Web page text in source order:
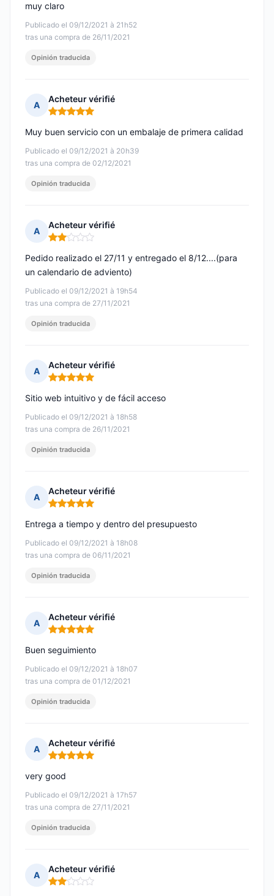
Publicado el 09/12/2021 à 21h52
tras una compra de 26/11/2021
muy claro
Opinión traducida
A
Acheteur vérifié
Nota: 5 de 5
Publicado el 09/12/2021 à 20h39
tras una compra de 02/12/2021
Muy buen servicio con un embalaje de primera calidad
Opinión traducida
A
Acheteur vérifié
Nota: 2 de 5
Publicado el 09/12/2021 à 19h54
tras una compra de 27/11/2021
Pedido realizado el 27/11 y entregado el 8/12....(para
un calendario de adviento)
Opinión traducida
A
Acheteur vérifié
Nota: 5 de 5
Publicado el 09/12/2021 à 18h58
tras una compra de 26/11/2021
Sitio web intuitivo y de fácil acceso
Opinión traducida
A
Acheteur vérifié
Nota: 5 de 5
Publicado el 09/12/2021 à 18h08
tras una compra de 06/11/2021
Entrega a tiempo y dentro del presupuesto
Opinión traducida
A
Acheteur vérifié
Nota: 5 de 5
Publicado el 09/12/2021 à 18h07
tras una compra de 01/12/2021
Buen seguimiento
Opinión traducida
A
Acheteur vérifié
Nota: 5 de 5
Publicado el 09/12/2021 à 17h57
tras una compra de 27/11/2021
very good
Opinión traducida
A
Acheteur vérifié
Nota: 2 de 5